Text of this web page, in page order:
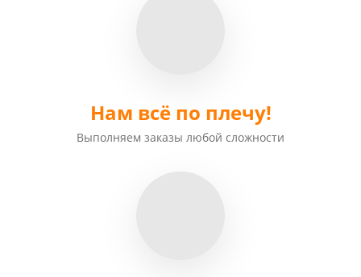
Нам всё по плечу!
Выполняем заказы любой сложности